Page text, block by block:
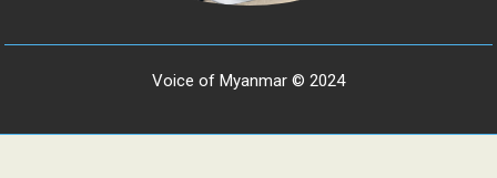
Voice of Myanmar © 2024